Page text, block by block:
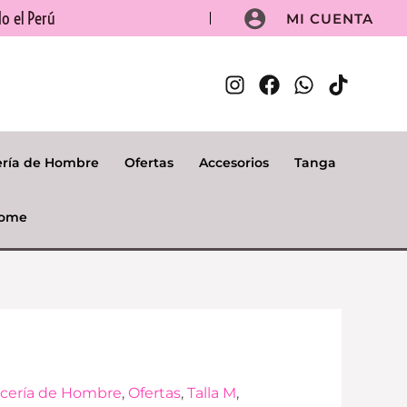
el Perú MI CUENTA
de Hombre Ofertas Accesorios Tanga
de Hombre,Ofertas,Talla M,
El